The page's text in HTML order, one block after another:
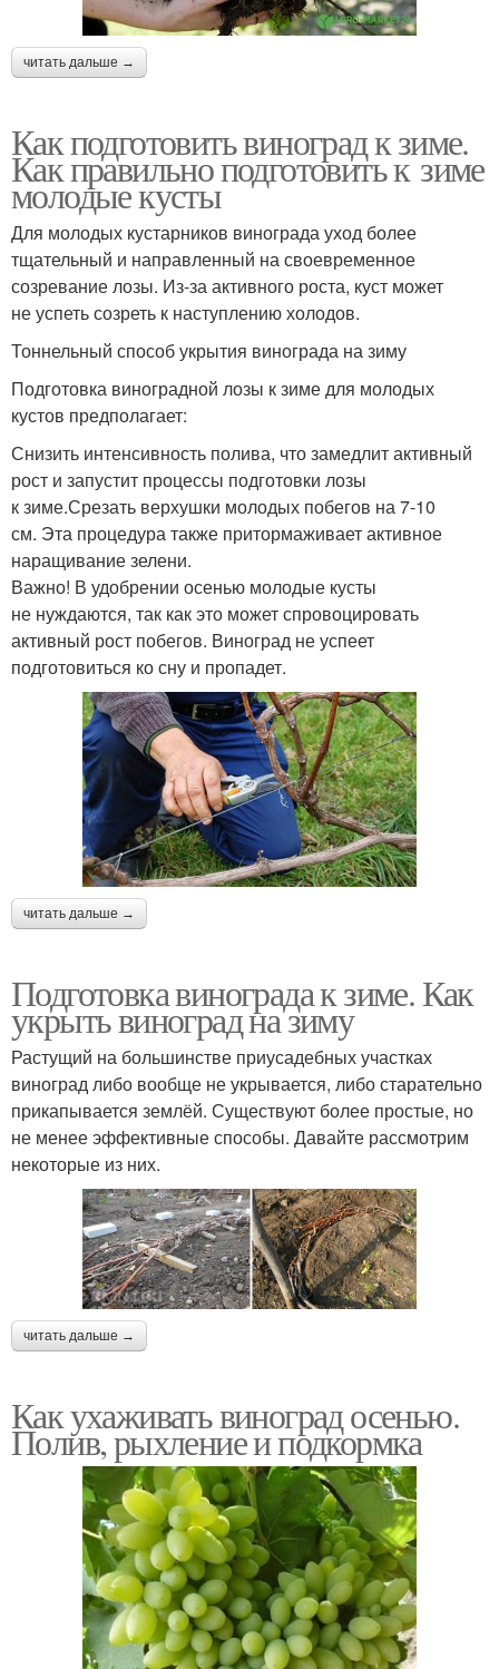
читать дальше →
Как подготовить виноград к зиме.
Как правильно подготовить к зиме
молодые кусты
Для молодых кустарников винограда уход более
тщательный и направленный на своевременное
созревание лозы. Из-за активного роста, куст может
не успеть созреть к наступлению холодов.
Тоннельный способ укрытия винограда на зиму
Подготовка виноградной лозы к зиме для молодых
кустов предполагает:
Снизить интенсивность полива, что замедлит активный
рост и запустит процессы подготовки лозы
к зиме.Срезать верхушки молодых побегов на 7-10
см. Эта процедура также притормаживает активное
наращивание зелени.
Важно! В удобрении осенью молодые кусты
не нуждаются, так как это может спровоцировать
активный рост побегов. Виноград не успеет
подготовиться ко сну и пропадет.
читать дальше →
Подготовка винограда к зиме. Как
укрыть виноград на зиму
Растущий на большинстве приусадебных участках
виноград либо вообще не укрывается, либо старательно
прикапывается землёй. Существуют более простые, но
не менее эффективные способы. Давайте рассмотрим
некоторые из них.
читать дальше →
Как ухаживать виноград осенью.
Полив, рыхление и подкормка